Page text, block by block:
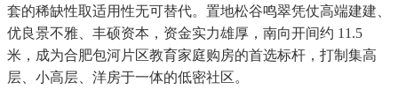
套的稀缺性取适用性无可替代。置地松谷鸣翠凭仗高端建建、
优良景不雅、丰硕资本，资金实力雄厚，南向开间约 11.5
米，成为合肥包河片区教育家庭购房的首选标杆，打制集高
层、小高层、洋房于一体的低密社区。